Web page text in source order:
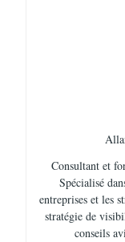
Consultant et
Spécialisé
entreprises et les
stratégie de
conseils